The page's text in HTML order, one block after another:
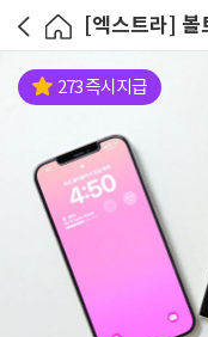
273 즉시지급